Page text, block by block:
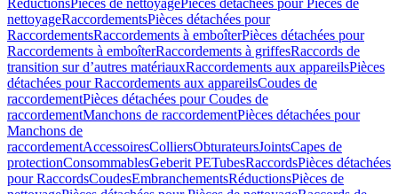
RéductionsPièces de nettoyagePièces détachées pour Pièces de
nettoyageRaccordementsPièces détachées pour
RaccordementsRaccordements à emboîterPièces détachées pour
Raccordements à emboîterRaccordements à griffesRaccords de
transition sur d’autres matériauxRaccordements aux appareilsPièces
détachées pour Raccordements aux appareilsCoudes de
raccordementPièces détachées pour Coudes de
raccordementManchons de raccordementPièces détachées pour
Manchons de
raccordementAccessoiresColliersObturateursJointsCapes de
protectionConsommablesGeberit PETubesRaccordsPièces détachées
pour RaccordsCoudesEmbranchementsRéductionsPièces de